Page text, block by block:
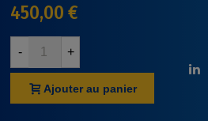
450,00 €
- +
Ajouter au panier